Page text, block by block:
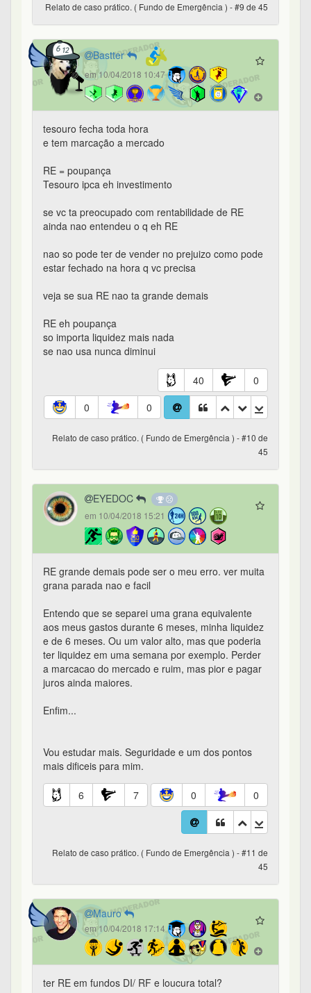
Relato de caso prático. ( Fundo de Emergência ) - #9 de 45
Bastter
em 10/04/2018 10:47
tesouro fecha toda hora
e tem marcação a mercado
RE = poupança
Tesouro ipca eh investimento
se vc ta preocupado com rentabilidade de RE
ainda nao entendeu o q eh RE
nao so pode ter de vender no prejuizo como pode
estar fechado na hora q vc precisa
veja se sua RE nao ta grande demais
RE eh poupança
so importa liquidez mais nada
se nao usa nunca diminui
40
0
0
0
Relato de caso prático. ( Fundo de Emergência ) - #10 de
45
EYEDOC
em 10/04/2018 15:21
RE grande demais pode ser o meu erro. ver muita
grana parada nao e facil
Entendo que se separei uma grana equivalente
aos meus gastos durante 6 meses, minha liquidez
e de 6 meses. Ou um valor alto, mas que poderia
ter liquidez em uma semana por exemplo. Perder
a marcacao do mercado e ruim, mas pior e pagar
juros ainda maiores.
Enfim...
Vou estudar mais. Seguridade e um dos pontos
mais dificeis para mim.
6 7 0 0
Relato de caso prático. ( Fundo de Emergência ) - #11 de
45
Mauro
em 10/04/2018 17:14
ter RE em fundos DI/ RF e loucura total?